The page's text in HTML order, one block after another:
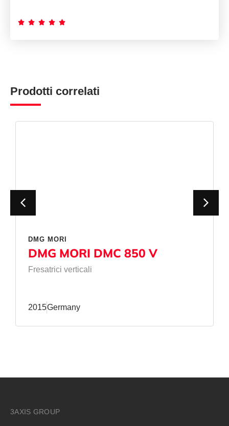
    
Prodotti correlati
DMG MORI
DMG MORI DMC 850 V
Fresatrici verticali
2015Germany
3AXIS GROUP